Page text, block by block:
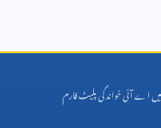
اے آئی خواندگی پلیٹ فارم